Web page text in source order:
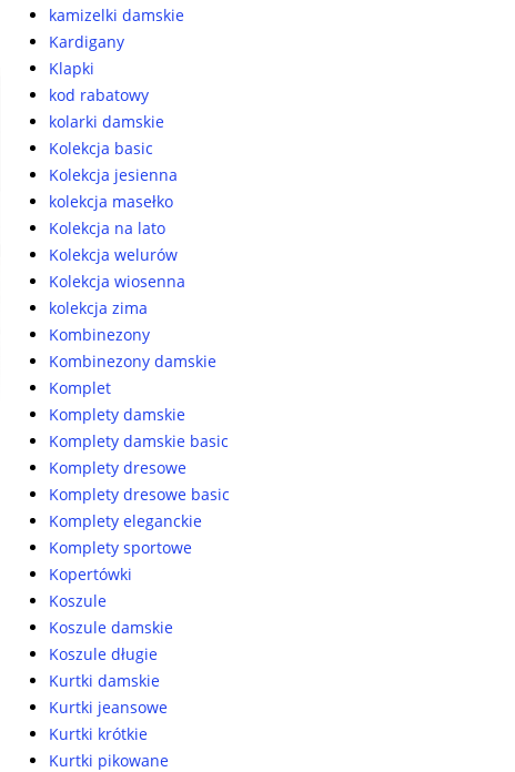
kamizelki damskie
Kardigany
Klapki
kod rabatowy
kolarki damskie
Kolekcja basic
Kolekcja jesienna
kolekcja masełko
Kolekcja na lato
Kolekcja welurów
Kolekcja wiosenna
kolekcja zima
Kombinezony
Kombinezony damskie
Komplet
Komplety damskie
Komplety damskie basic
Komplety dresowe
Komplety dresowe basic
Komplety eleganckie
Komplety sportowe
Kopertówki
Koszule
Koszule damskie
Koszule długie
Kurtki damskie
Kurtki jeansowe
Kurtki krótkie
Kurtki pikowane